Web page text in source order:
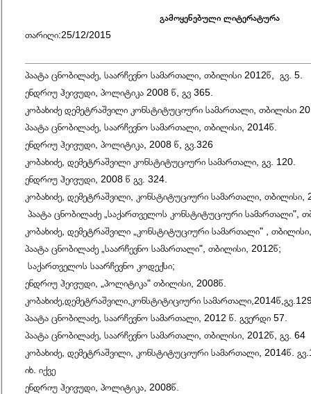
გამოყენებული ლიტერატურა
თარიღი:25/12/2015
პაატა ცნობილაძე, საარჩევნო სამართალი, თბილისი 2012წ, გვ. 5.
ენდრიუ ჰეივუდი, პოლიტიკა 2008 წ, გვ 365.
კობახიძე დემეტრაშვილი კონსტიტუციური სამართალი, თბილისი
პაატა ცნობილაძე, საარჩევნო სამართალი, თბილისი, 2014წ.
ენდრიუ ჰეივუდი, პოლიტიკა, 2008 წ, გვ.326
კობახიძე, დემეტრაშვილი კონსტიტუციური სამართალი, გვ. 120.
ენდრიუ ჰეივუდი, 2008 წ გვ. 324.
კობახიძე, დემეტრაშვილი, კონსტიტუციური სამართალი, თბილისი,
პაატა ცნობილაძე „საქართველოს კონსტიტუციური სამართალი",
კობახიძე, დემეტრაშვილი „კონსტიტუციური სამართალი" ,
პაატა ცნობილაძე „საარჩევნო სამართალი", თბილისი, 2012წ;
საქართველოს საარჩევნო კოდექსი;
ენდრიუ ჰეივუდი, „პოლიტიკა" თბილისი, 2008წ.
კობახიძე,დემეტრაშვილი,კონსტიტიციური
პაატა ცნობილაძე, საარჩევნო სამართალი, 2012 წ. გვერდი 57.
პაატა ცნობილაძე, საარჩევნო სამართალი, თბილისი, 2012წ, გვ. 64
კობახიძე, დემეტრაშვილი, კონსტიტუციური სამართალი, 2014წ.
იხ. იქვე
ენდრიუ ჰეივუდი, პოლიტიკა, 2008წ.